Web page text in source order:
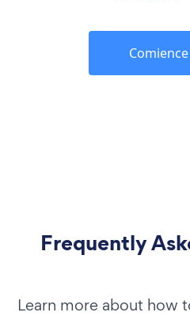
Frequently
Learn more about how